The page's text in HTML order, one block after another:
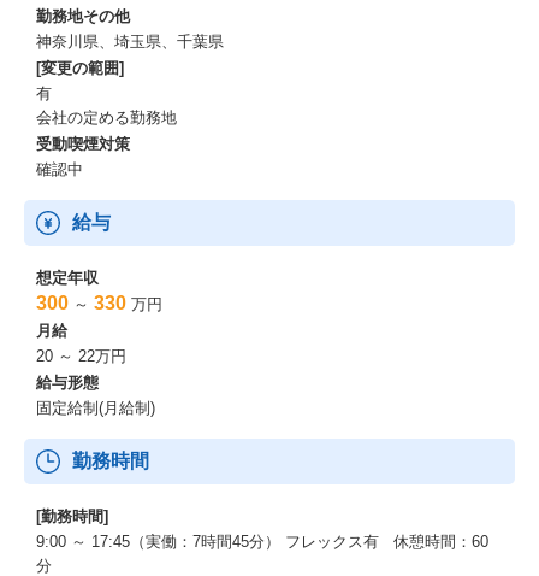
勤務地その他
神奈川県、埼玉県、千葉県
[変更の範囲]
有
会社の定める勤務地
受動喫煙対策
確認中
給与
想定年収
300 ～ 330 万円
月給
20 ～ 22万円
給与形態
固定給制(月給制)
勤務時間
[勤務時間]
9:00 ～ 17:45（実働：7時間45分） フレックス有 休憩時間：60
分